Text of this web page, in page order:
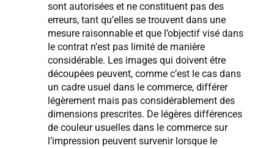
sont autorisées et ne constituent pas des
erreurs, tant qu’elles se trouvent dans une
mesure raisonnable et que l’objectif visé dans
le contrat n’est pas limité de manière
considérable. Les images qui doivent être
découpées peuvent, comme c’est le cas dans
un cadre usuel dans le commerce, différer
légèrement mais pas considérablement des
dimensions prescrites. De légères différences
de couleur usuelles dans le commerce sur
l’impression peuvent survenir lorsque le